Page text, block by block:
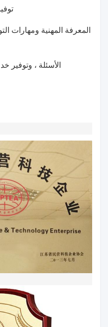
المعرفة المهنية ومهارات
الأسئلة ، وتوفير